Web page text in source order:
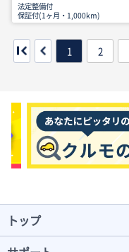
法定整備付
保証付(1ヶ月・1,000km)
1 2
トップ